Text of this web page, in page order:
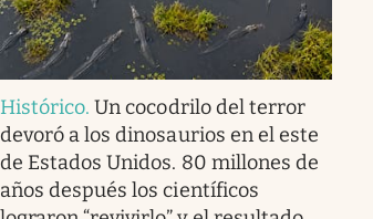
Histórico.Un cocodrilo del terror
devoró a los dinosaurios en el este
de Estados Unidos. 80 millones de
años después los científicos